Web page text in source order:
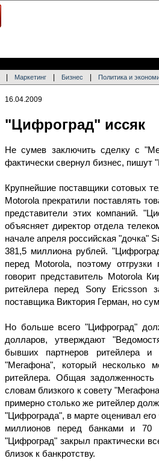
Маркетинг Бизнес Политика и
16.04.2009
"Цифроград" иссяк
Не сумев заключить сделку с
фактически свернул бизнес, пишут
Крупнейшие поставщики сотовых
Motorola прекратили поставлять
представители этих компаний.
объясняет директор отдела
начале апреля российская "дочка"
381,5 миллиона рублей.
перед Motorola, поэтому
говорит представитель Motorola
ритейлера перед Sony Ericsson
поставщика Виктория Герман, но
Но больше всего "Цифроград"
долларов, утверждают
бывших партнеров ритейлера и
"Мегафона", который несколько
ритейлера. Общая
словам близкого к совету
примерно столько же ритейлер
"Цифрограда", в марте оценивал
миллионов перед банками и 70
"Цифроград" закрыл практически
близок к банкротству.